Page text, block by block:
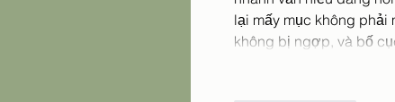
lại mấy mục không phải
không bị ngợp, và bố